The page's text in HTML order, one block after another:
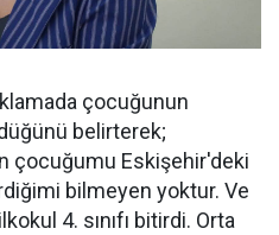
çocuğunun
belirterek;
çocuğumu Eskişehir'deki
bilmeyen yoktur. Ve
4. sınıfı bitirdi. Orta